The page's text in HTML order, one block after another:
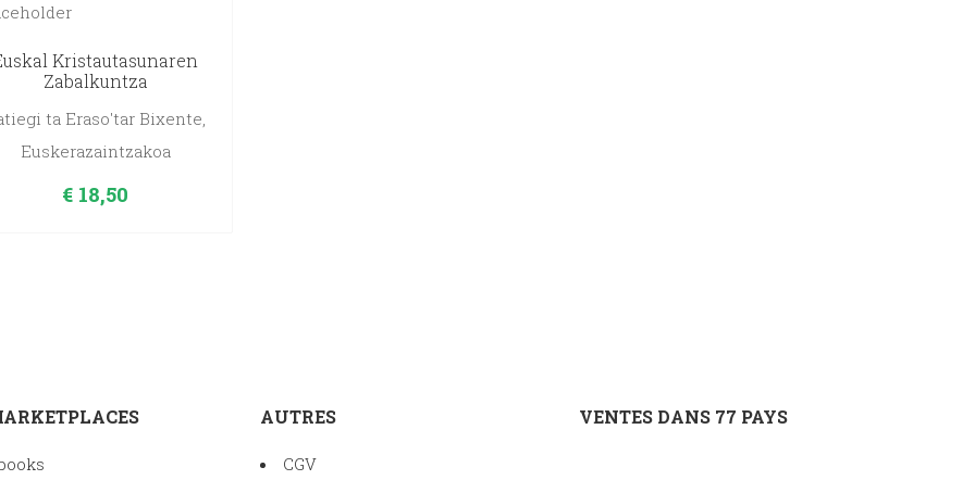
Kristautasunaren
Zabalkuntza
ta Eraso'tar Bixente,
Euskerazaintzakoa
€ 18,50
AUTRES
CGV
VENTES DANS 77 PAYS